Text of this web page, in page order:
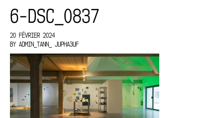
6-DSC_0837
20 FÉVRIER 2024
BY ADMIN_TANN_ JUPHA3UF